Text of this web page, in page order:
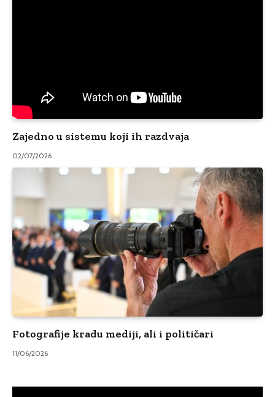
Zajedno u sistemu koji ih razdvaja
02/07/2026
Fotografije kradu mediji, ali i političari
11/06/2026